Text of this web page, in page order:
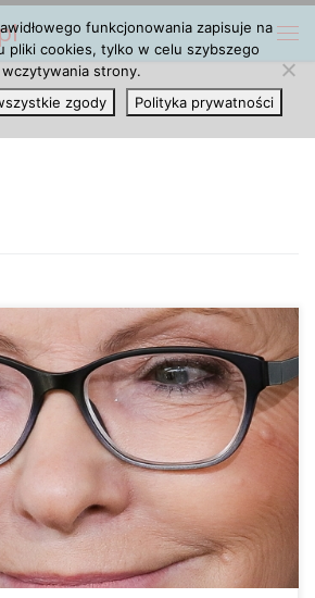
oparty jest na marihuanie, właśnie
do obrotu. Jak informuje Premier Ewa
w leczeniu stwardnienia
również, że oczekuje kolejnych tego
systematycznie dopuszczane do
odpowiednich badań. Na
w Łodzi Panią Premier pytano […]
funkcjonowania zapisuje na
pliki cookies, tylko w celu szybszego
wczytywania strony.
zgody Polityka prywatności